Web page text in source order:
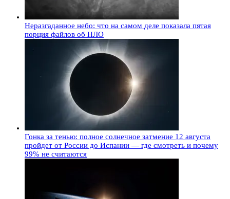
Неразгаданное небо: что на самом деле показала пятая
порция файлов об НЛО
Гонка за тенью: полное солнечное затмение 12 августа
пройдет от России до Испании — где смотреть и почему
99% не считаются